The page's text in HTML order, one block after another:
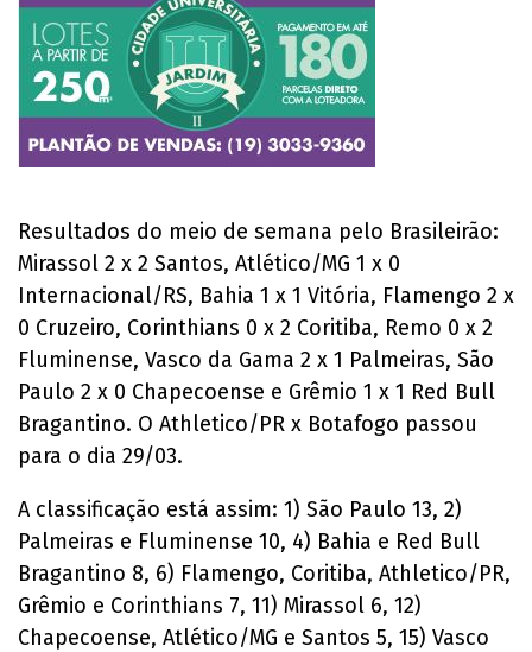
Resultados do meio de semana pelo Brasileirão:
Mirassol 2 x 2 Santos, Atlético/MG 1 x 0
Internacional/RS, Bahia 1 x 1 Vitória, Flamengo 2 x
0 Cruzeiro, Corinthians 0 x 2 Coritiba, Remo 0 x 2
Fluminense, Vasco da Gama 2 x 1 Palmeiras, São
Paulo 2 x 0 Chapecoense e Grêmio 1 x 1 Red Bull
Bragantino. O Athletico/PR x Botafogo passou
para o dia 29/03.
A classificação está assim: 1) São Paulo 13, 2)
Palmeiras e Fluminense 10, 4) Bahia e Red Bull
Bragantino 8, 6) Flamengo, Coritiba, Athletico/PR,
Grêmio e Corinthians 7, 11) Mirassol 6, 12)
Chapecoense, Atlético/MG e Santos 5, 15) Vasco